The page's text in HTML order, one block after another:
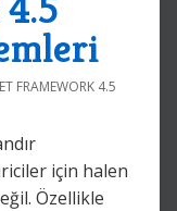
FRAMEWORK 4.5
için halen
Özellikle